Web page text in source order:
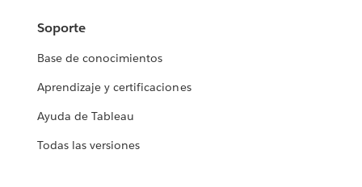
Soporte
Base de conocimientos
Aprendizaje y certificaciones
Ayuda de Tableau
Todas las versiones